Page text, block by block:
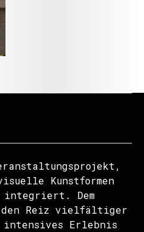
Kunstformen
integriert. Dem
den Reiz vielfältiger
intensives Erlebnis